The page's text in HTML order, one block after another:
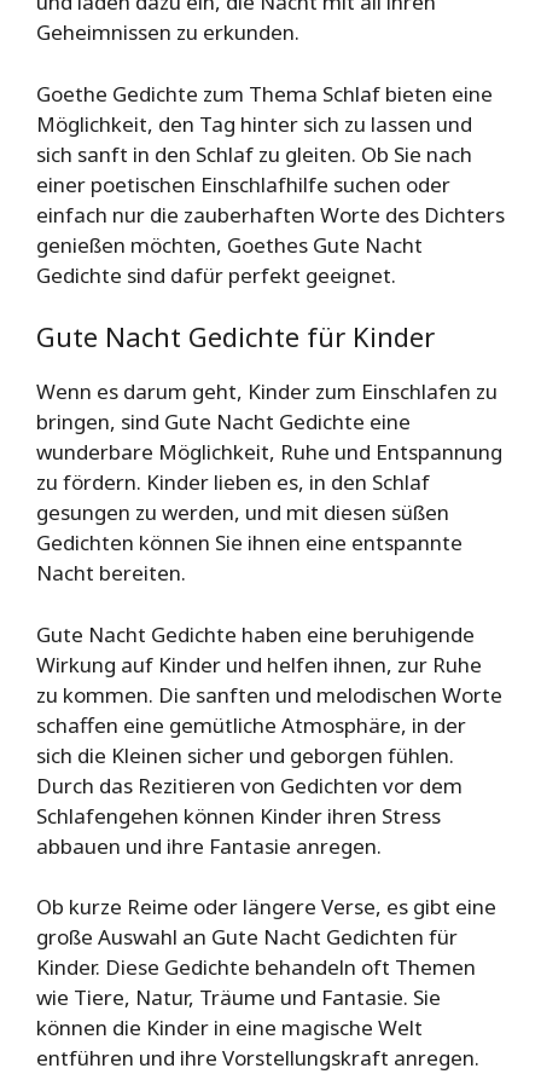
Geheimnissen zu erkunden.
Goethe Gedichte zum Thema Schlaf bieten eine
Möglichkeit, den Tag hinter sich zu lassen und
sich sanft in den Schlaf zu gleiten. Ob Sie nach
einer poetischen Einschlafhilfe suchen oder
einfach nur die zauberhaften Worte des Dichters
genießen möchten, Goethes Gute Nacht
Gedichte sind dafür perfekt geeignet.
Gute Nacht Gedichte für Kinder
Wenn es darum geht, Kinder zum Einschlafen zu
bringen, sind Gute Nacht Gedichte eine
wunderbare Möglichkeit, Ruhe und Entspannung
zu fördern. Kinder lieben es, in den Schlaf
gesungen zu werden, und mit diesen süßen
Gedichten können Sie ihnen eine entspannte
Nacht bereiten.
Gute Nacht Gedichte haben eine beruhigende
Wirkung auf Kinder und helfen ihnen, zur Ruhe
zu kommen. Die sanften und melodischen Worte
schaffen eine gemütliche Atmosphäre, in der
sich die Kleinen sicher und geborgen fühlen.
Durch das Rezitieren von Gedichten vor dem
Schlafengehen können Kinder ihren Stress
abbauen und ihre Fantasie anregen.
Ob kurze Reime oder längere Verse, es gibt eine
große Auswahl an Gute Nacht Gedichten für
Kinder. Diese Gedichte behandeln oft Themen
wie Tiere, Natur, Träume und Fantasie. Sie
können die Kinder in eine magische Welt
entführen und ihre Vorstellungskraft anregen.